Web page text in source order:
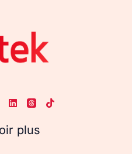
plus